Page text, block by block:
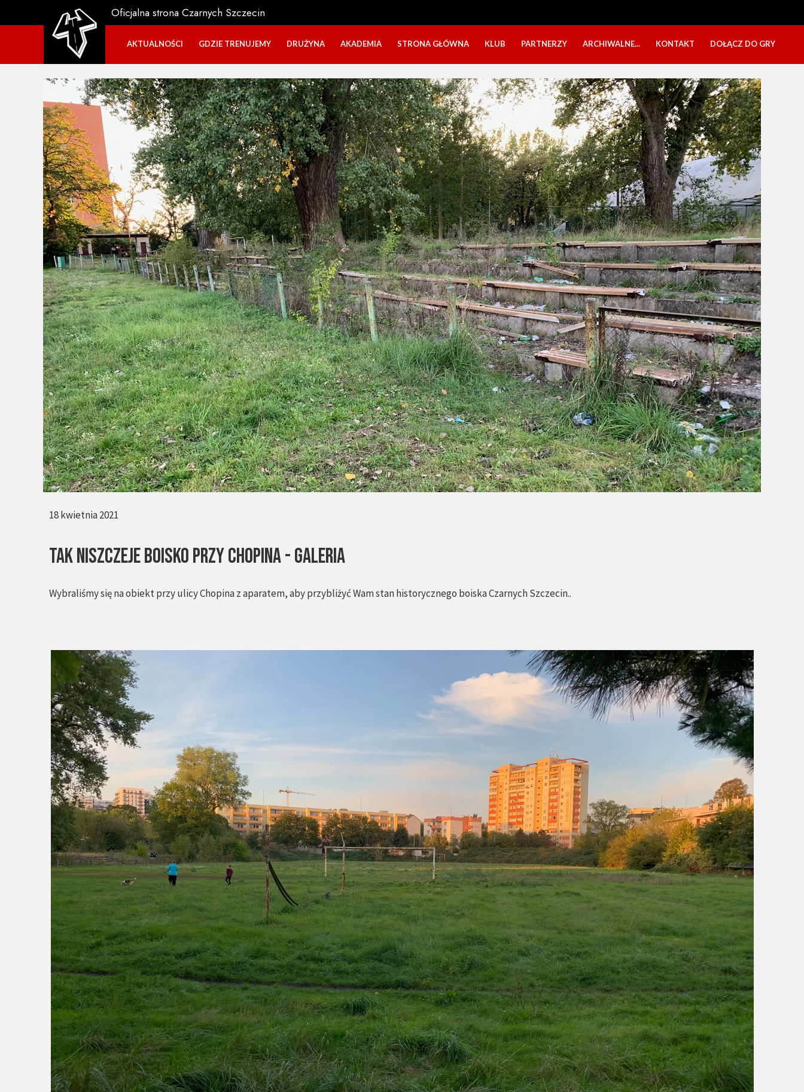
Wybraliśmy się na obiekt przy ulicy Chopina z aparatem, aby przybliżyć Wam stan historycznego boiska Czarnych Szczecin..
Tak niszczeje boisko przy Chopina - galeria
18 kwietnia 2021
Oficjalna strona Czarnych Szczecin
AKTUALNOŚCI GDZIE TRENUJEMY DRUŻYNA
DOŁĄCZ DO GRY
AKADEMIA
NABÓR DZIECI
SZTAB TRENERSKI
OPINIE RODZICÓW O OBOZACH
STRONA GŁÓWNA KLUB
NASZE DZIEŁA
PARTNERZY ARCHIWALNE...
PÓŁKOLONIE 2025
SBO 2023
CZARNI W MEDIACH
KADRA 2006
FESTYN CHARYTATYWNY
CZAS NA DZIEWCZYNY
OBÓZ W ZATONIU 2020
OBÓZ W KALISZU 2020
FOTORELACJE
VIDEO
OFERTA LATO 2020
ARCHIWUM OBOZÓW
WYNIKI
KONTAKT DOŁĄCZ DO GRY
NABÓR SENIORÓW